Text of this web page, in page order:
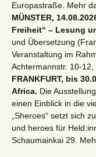
Europastraße. Mehr
MÜNSTER,
Freiheit“ – Lesung
und Übersetzung
Veranstaltung im
Achtermannstr. 10-
FRANKFURT, bis
Africa. Die
einen Einblick in die
„Sheroes“ setzt sich
und heroes für
Schaumainkai 29.